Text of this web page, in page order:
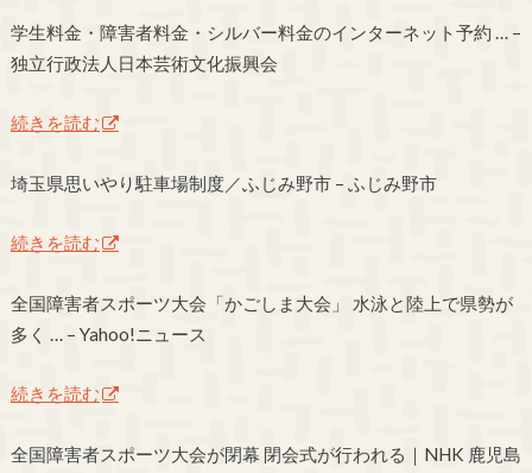
学生料金・障害者料金・シルバー料金のインターネット予約 … –
独立行政法人日本芸術文化振興会
続きを読む
埼玉県思いやり駐車場制度／ふじみ野市 – ふじみ野市
続きを読む
全国障害者スポーツ大会「かごしま大会」 水泳と陸上で県勢が
多く … – Yahoo!ニュース
続きを読む
全国障害者スポーツ大会が閉幕 閉会式が行われる｜NHK 鹿児島